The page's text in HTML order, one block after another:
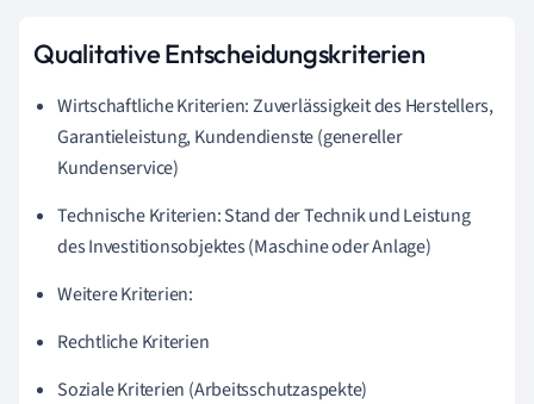
Qualitative Entscheidungskriterien
Wirtschaftliche Kriterien: Zuverlässigkeit des Herstellers,
Garantieleistung, Kundendienste (genereller
Kundenservice)
Technische Kriterien: Stand der Technik und Leistung
des Investitionsobjektes (Maschine oder Anlage)
Weitere Kriterien:
Rechtliche Kriterien
Soziale Kriterien (Arbeitsschutzaspekte)